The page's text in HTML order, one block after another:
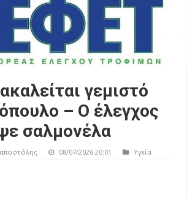
γεμιστό
– Ο έλεγχος
σαλμονέλα
08/07/2026 20:01 Υγεία